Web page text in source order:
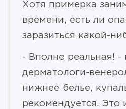
Хотя примерка
времени, есть ли
заразиться какой-
- Вполне реальная! -
дерматологи-
нижнее белье,
рекомендуется. Это